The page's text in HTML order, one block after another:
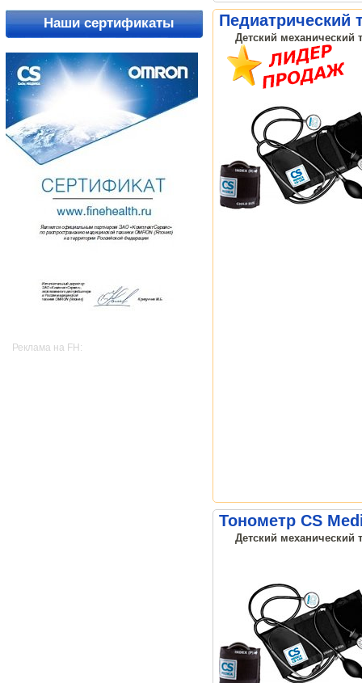
Наши сертификаты
Реклама на FH:
Педиатрический
Детский механический
Тонометр CS
Детский механический